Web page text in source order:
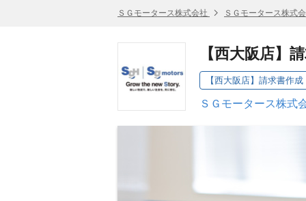
ＳＧモータース株式会社 ＳＧモータース株式
【西大阪店】
【西大阪店】請求書作成
ＳＧモータース株式